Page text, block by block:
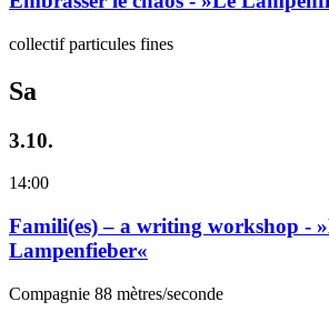
collectif particules fines
Sa
3.10.
14:00
Famili(es) – a writing workshop -
Lampenfieber«
Compagnie 88 mètres/seconde